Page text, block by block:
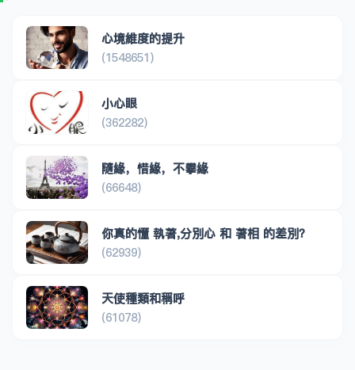
心境維度的提升
(1548651)
小心眼
(362282)
隨緣，惜緣，不攀緣
(66648)
你真的懂 執著,分別心 和 著相 的差別？
(62939)
天使種類和稱呼
(61078)